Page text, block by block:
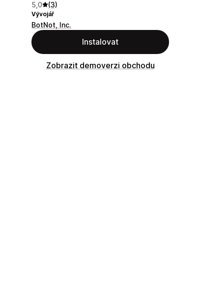
5,0 (3)
Vývojář
BotNot, Inc.
Instalovat
Zobrazit demoverzi obchodu